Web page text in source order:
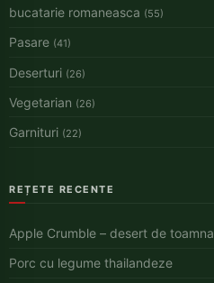
bucatarie romaneasca (55)
Pasare (41)
Deserturi (26)
Vegetarian (26)
Garnituri (22)
REȚETE RECENTE
Apple Crumble – desert de toamna
Porc cu legume thailandeze